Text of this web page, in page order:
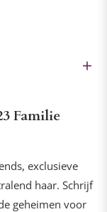
Familie
exclusieve
haar. Schrijf
geheimen voor